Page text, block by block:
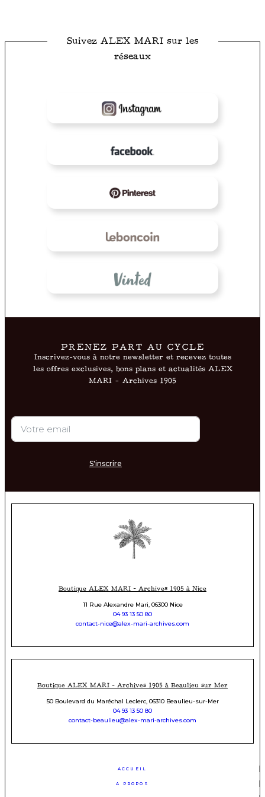
Suivez ALEX MARI sur les
réseaux
PRENEZ PART AU CYCLE
Inscrivez-vous à notre newsletter et recevez toutes
les offres exclusives, bons plans et actualités ALEX
MARI – Archives 1905
S'inscrire
Boutique ALEX MARI - Archives 1905 à Nice
11 Rue Alexandre Mari, 06300 Nice
04 93 13 50 80
contact-nice@alex-mari-archives.com
Boutique ALEX MARI - Archives 1905 à Beaulieu sur Mer
50 Boulevard du Maréchal Leclerc, 06310 Beaulieu-sur-Mer
04 93 13 50 80
contact-beaulieu@alex-mari-archives.com
ACCUEIL
A PROPOS